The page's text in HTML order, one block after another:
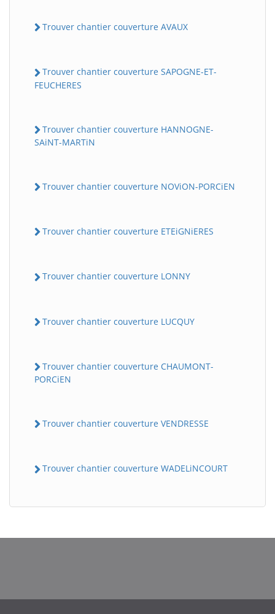
Trouver chantier couverture AVAUX
Trouver chantier couverture SAPOGNE-ET-
FEUCHERES
Trouver chantier couverture HANNOGNE-
SAiNT-MARTiN
Trouver chantier couverture NOViON-PORCiEN
Trouver chantier couverture ETEiGNiERES
Trouver chantier couverture LONNY
Trouver chantier couverture LUCQUY
Trouver chantier couverture CHAUMONT-
PORCiEN
Trouver chantier couverture VENDRESSE
Trouver chantier couverture WADELiNCOURT